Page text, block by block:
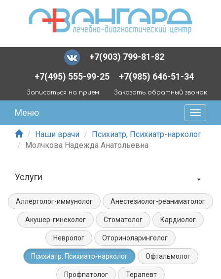
+7(903) 799-81-82
+7(495) 555-99-25
+7(985) 646-51-34
Записаться на прием Заказать обратный звонок
Меню
Наши врачи
Психиатр, Психиатр-нарколог
Молчкова Надежда Анатольевна
Услуги
Аллерголог-иммунолог Анестезиолог-реаниматолог
Акушер-гинеколог Стоматолог Кардиолог
Невролог Оториноларинголог
Психиатр, Психиатр-нарколог Офтальмолог
Профпатолог Терапевт